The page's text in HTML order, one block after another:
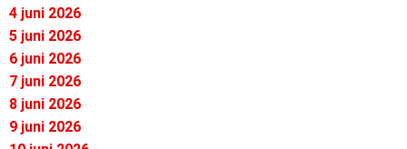
4 juni 2026
5 juni 2026
6 juni 2026
7 juni 2026
8 juni 2026
9 juni 2026